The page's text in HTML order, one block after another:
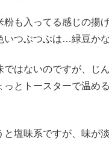
粉も入ってる感じの揚
いつぶつぶは…緑豆かな
ではないのですが、じ
っとトースターで温め
と塩味系ですが、味が